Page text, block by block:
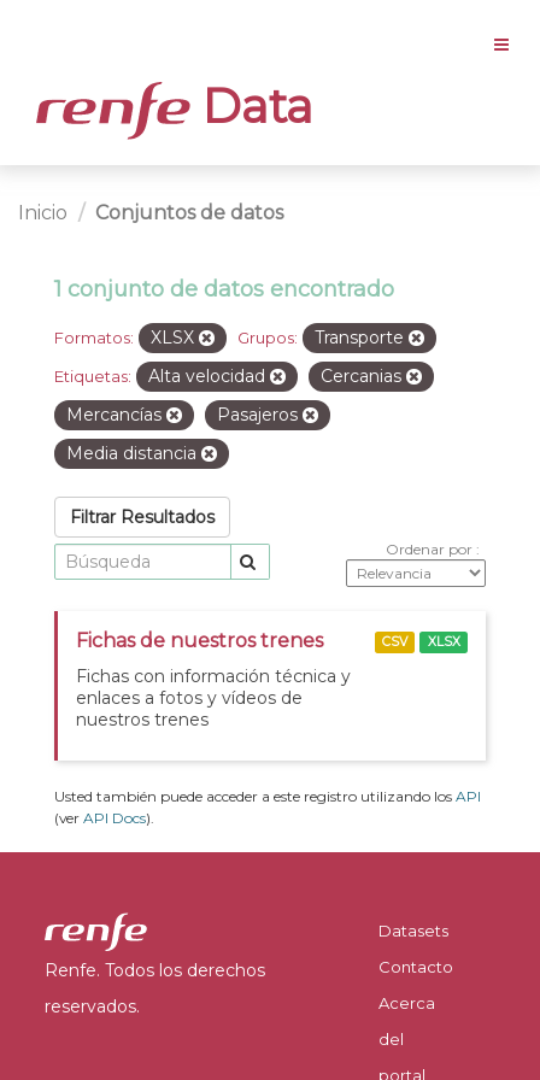
Data
Inicio Conjuntos de datos
1 conjunto de datos encontrado
Formatos: XLSX Grupos: Transporte
Etiquetas: Alta velocidad
Cercanias
Mercancías
Pasajeros
Media distancia
Filtrar Resultados
Ordenar por
Fichas de nuestros trenes
Fichas con información técnica y
enlaces a fotos y vídeos de
nuestros trenes
CSV XLSX
Usted también puede acceder a este registro utilizando los API
(ver API Docs).
Renfe. Todos los derechos
reservados.
Datasets
Contacto
Acerca
del
portal